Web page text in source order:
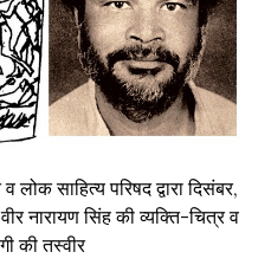
लोक साहित्य परिषद द्वारा दिसंबर,
नारायण सिंह की व्यक्ति-चित्र व
की तस्वीर